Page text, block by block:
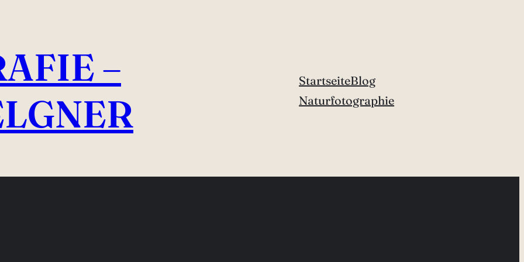
–
StartseiteBlog
Naturfotographie